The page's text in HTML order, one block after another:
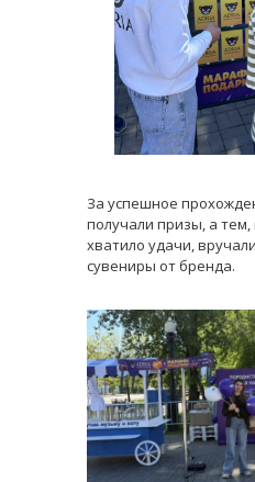
За успешное
получали призы, а
хватило удачи,
сувениры от бренда.